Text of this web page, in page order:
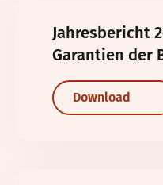
Jahresbericht
Garantien der
Deutschland
Download